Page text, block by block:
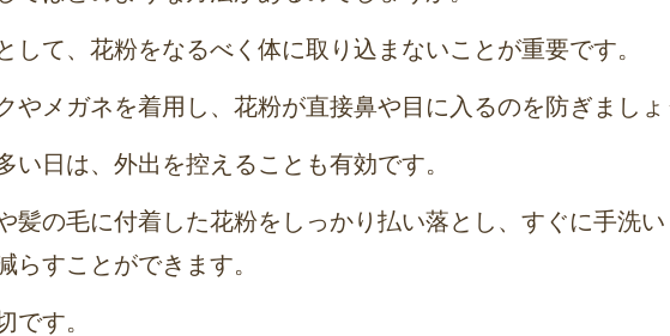
して、花粉をなるべく体に取り込まないことが重要です。
やメガネを着用し、花粉が直接鼻や目に入るのを防ぎまし
い日は、外出を控えることも有効です。
髪の毛に付着した花粉をしっかり払い落とし、すぐに手洗
らすことができます。
です。